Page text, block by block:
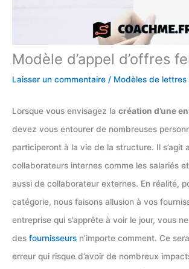
Modèle d’appel d’offres
Laisser un commentaire / Modèles de lettres
Lorsque vous envisagez la création d’une
devez vous entourer de nombreuses
participeront à la vie de la structure. Il s’agit
collaborateurs internes comme les salariés
aussi de collaborateur externes. En réalité,
catégorie, nous faisons allusion à vos
entreprise qui s’apprête à voir le jour, vous
des fournisseurs n’importe comment. Ce
erreur qui risque d’avoir de nombreux